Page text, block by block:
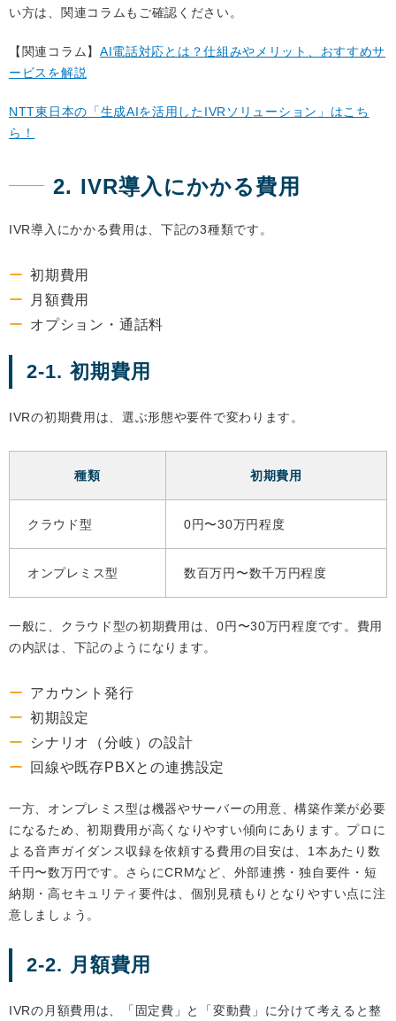
い方は、関連コラムもご確認ください。
【関連コラム】 AI電話対応とは？仕組みやメリット、おすすめサ
ービスを解説
NTT東日本の「生成AIを活用したIVRソリューション」はこち
ら！
2. IVR導入にかかる費用
IVR導入にかかる費用は、下記の3種類です。
初期費用
月額費用
オプション・通話料
2-1. 初期費用
IVRの初期費用は、選ぶ形態や要件で変わります。
種類 初期費用
クラウド型 0円〜30万円程度
オンプレミス型 数百万円〜数千万円程度
一般に、クラウド型の初期費用は、0円〜30万円程度です。費用
の内訳は、下記のようになります。
アカウント発行
初期設定
シナリオ（分岐）の設計
回線や既存PBXとの連携設定
一方、オンプレミス型は機器やサーバーの用意、構築作業が必要
になるため、初期費用が高くなりやすい傾向にあります。プロに
よる音声ガイダンス収録を依頼する費用の目安は、1本あたり数
千円〜数万円です。さらにCRMなど、外部連携・独自要件・短
納期・高セキュリティ要件は、個別見積もりとなりやすい点に注
意しましょう。
2-2. 月額費用
IVRの月額費用は、「固定費」と「変動費」に分けて考えると整